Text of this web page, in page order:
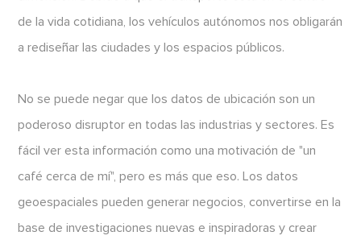
de la vida cotidiana, los vehículos autónomos nos obligarán
a rediseñar las ciudades y los espacios públicos.
No se puede negar que los datos de ubicación son un
poderoso disruptor en todas las industrias y sectores. Es
fácil ver esta información como una motivación de "un
café cerca de mí", pero es más que eso. Los datos
geoespaciales pueden generar negocios, convertirse en la
base de investigaciones nuevas e inspiradoras y crear